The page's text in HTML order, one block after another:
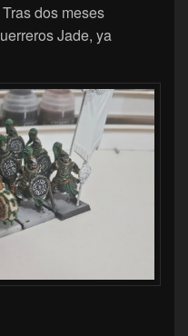
dos meses
Jade, ya